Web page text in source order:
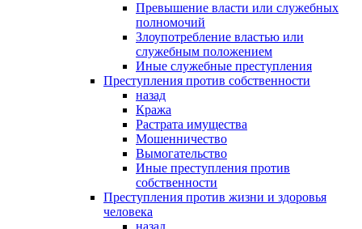
Превышение власти или служебных
полномочий
Злоупотребление властью или
служебным положением
Иные служебные преступления
Преступления против собственности
назад
Кража
Растрата имущества
Мошенничество
Вымогательство
Иные преступления против
собственности
Преступления против жизни и здоровья
человека
назад